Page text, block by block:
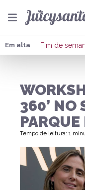
Em alta Fim de
360’ NO
Tempo de leitura: 1